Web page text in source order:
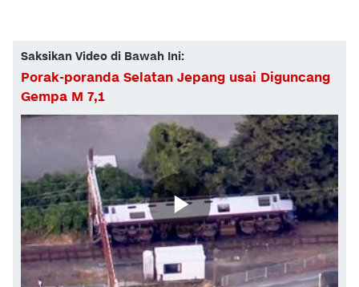
Saksikan Video di Bawah Ini:
Porak-poranda Selatan Jepang usai Diguncang
Gempa M 7,1